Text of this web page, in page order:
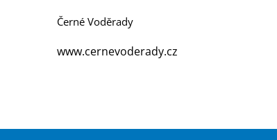
Černé Voděrady
www.cernevoderady.cz